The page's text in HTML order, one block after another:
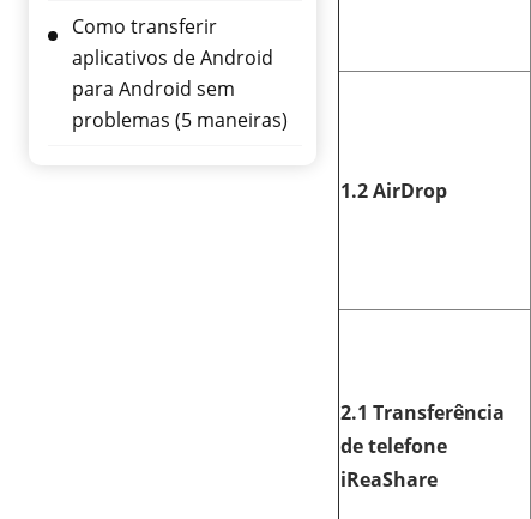
Como transferir
aplicativos de Android
para Android sem
problemas (5 maneiras)
1.2 AirDrop
2.1 Transferência
de telefone
iReaShare